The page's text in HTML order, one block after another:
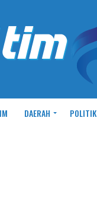
DAERAH POLITIK